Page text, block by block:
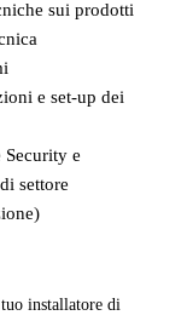
sui prodotti
e set-up dei
Security e
settore
installatore di